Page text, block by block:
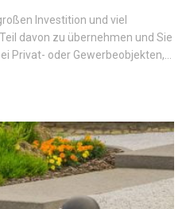
Investition und viel
davon zu übernehmen und Sie
Privat- oder Gewerbeobjekten,…